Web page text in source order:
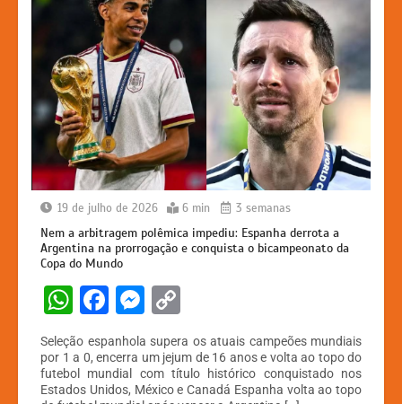
19 de julho de 2026 6 min 3 semanas
Nem a arbitragem polêmica impediu: Espanha derrota a
Argentina na prorrogação e conquista o bicampeonato da
Copa do Mundo
W
h
at
s
F
a
c
e
M
s
s
p
y
Seleção espanhola supera os atuais campeões mundiais
por 1 a 0, encerra um jejum de 16 anos e volta ao topo do
futebol mundial com título histórico conquistado nos
Estados Unidos, México e Canadá Espanha volta ao topo